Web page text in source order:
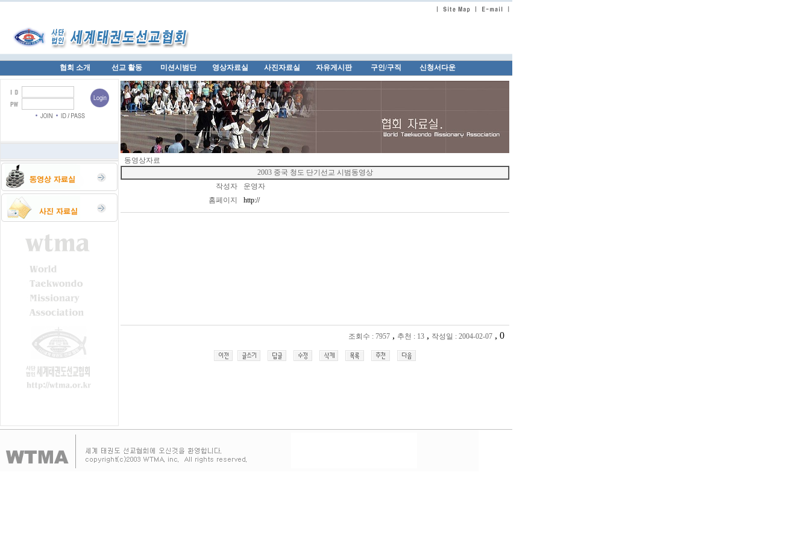
협회 소개 선교 활동 미션시범단 영상자료실 사진자료실 자유게시판 구인/구직 신청서다운
동영상자료
2003 중국 청도 단기선교 시범동영상
작성자
운영자
홈페이지
http://
조회수 : 7957 , 추천 : 13 , 작성일 : 2004-02-07 , 0